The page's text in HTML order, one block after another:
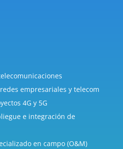
empresariales y telecom
4G y 5G
e integración de
en campo (O&M)